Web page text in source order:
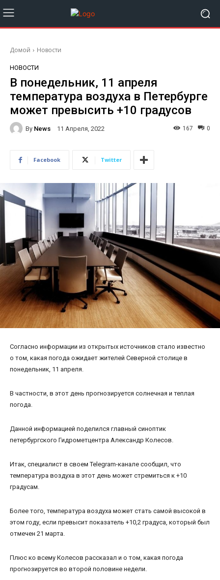
Домой Новости
НОВОСТИ
В понедельник, 11 апреля
температура воздуха в Петербурге
может превысить +10 градусов
By News 11 Апреля, 2022 0
167
Facebook Twitter
Согласно информации из открытых источников стало известно
о том, какая погода ожидает жителей Северной столице в
понедельник, 11 апреля.
В частности, в этот день прогнозируется солнечная и теплая
погода.
Данной информацией поделился главный синоптик
петербургского Гидрометцентра Александр Колесов.
Итак, специалист в своем Telegram-канале сообщил, что
температура воздуха в этот день может стремиться к +10
градусам.
Более того, температура воздуха может стать самой высокой в
этом году, если превысит показатель +10,2 градуса, который был
отмечен 21 марта.
Плюс ко всему Колесов рассказал и о том, какая погода
прогнозируется во второй половине недели.